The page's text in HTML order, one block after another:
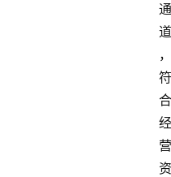
通
道
，
符
合
经
营
资